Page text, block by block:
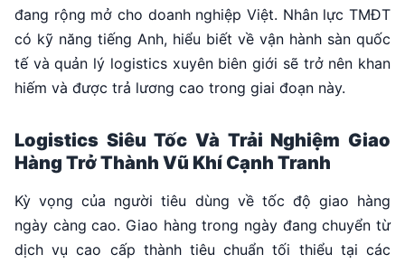
đang rộng mở cho doanh nghiệp Việt. Nhân lực TMĐT
có kỹ năng tiếng Anh, hiểu biết về vận hành sàn quốc
tế và quản lý logistics xuyên biên giới sẽ trở nên khan
hiếm và được trả lương cao trong giai đoạn này.
Logistics Siêu Tốc Và Trải Nghiệm Giao
Hàng Trở Thành Vũ Khí Cạnh Tranh
Kỳ vọng của người tiêu dùng về tốc độ giao hàng
ngày càng cao. Giao hàng trong ngày đang chuyển từ
dịch vụ cao cấp thành tiêu chuẩn tối thiểu tại các